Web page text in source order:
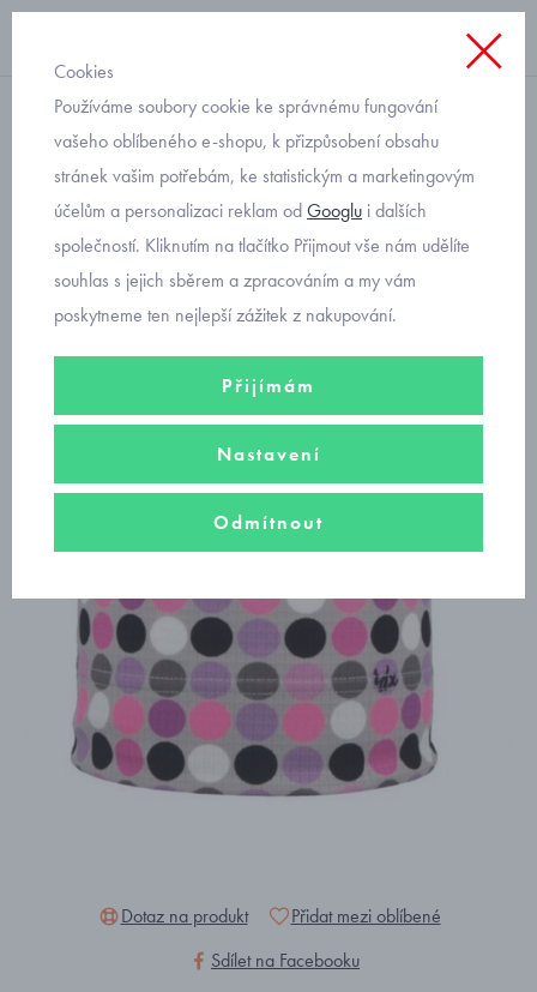
funkční
zateplená funkční puntíkatá
čepice RDX pro holčičky
Dotaz na produkt
Přidat mezi oblíbené
Sdílet na Facebooku
Cookies
Používáme soubory cookie ke správnému fungování
vašeho oblíbeného e-shopu, k přizpůsobení obsahu
stránek vašim potřebám, ke statistickým a marketingovým
účelům a personalizaci reklam odGooglu i dalších
společností. Kliknutím na tlačítko Přijmout vše nám udělíte
souhlas s jejich sběrem a zpracováním a my vám
poskytneme ten nejlepší zážitek z nakupování.
Přijímám
Nastavení
Odmítnout